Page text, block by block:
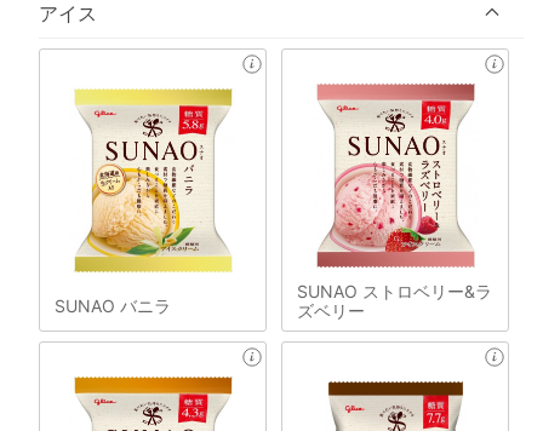
アイス
SUNAO バニラ
SUNAO ストロベリー&ラ
ズベリー